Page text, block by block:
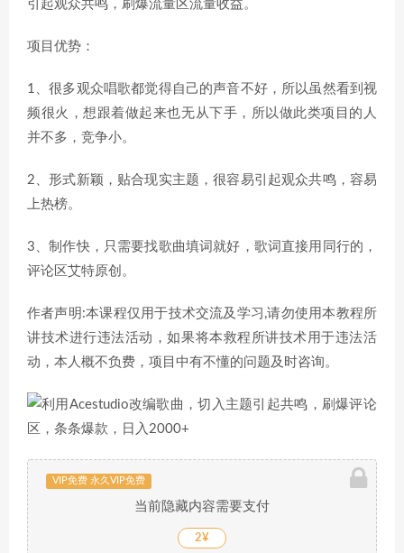
引起观众共鸣，刷爆流量区流量收益。
项目优势：
1、很多观众唱歌都觉得自己的声音不好，所以虽然看到视
频很火，想跟着做起来也无从下手，所以做此类项目的人
并不多，竞争小。
2、形式新颖，贴合现实主题，很容易引起观众共鸣，容易
上热榜。
3、制作快，只需要找歌曲填词就好，歌词直接用同行的，
评论区艾特原创。
作者声明:本课程仅用于技术交流及学习,请勿使用本教程所
讲技术进行违法活动，如果将本救程所讲技术用于违法活
动，本人概不负费，项目中有不懂的问题及时咨询。
VIP免费 永久VIP免费
当前隐藏内容需要支付
2¥